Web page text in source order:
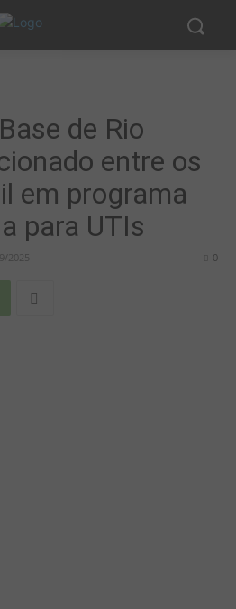
de Rio
entre os
em programa
para UTIs
2025 0